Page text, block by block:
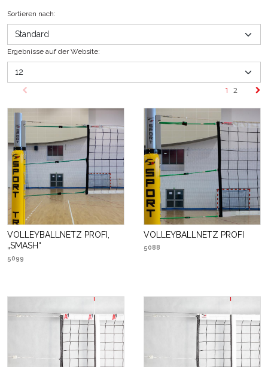
Sortieren nach:
Ergebnisse auf der Website:
1 2
VOLLEYBALLNETZ PROFI,
„SMASH“
5099
VOLLEYBALLNETZ PROFI
5088